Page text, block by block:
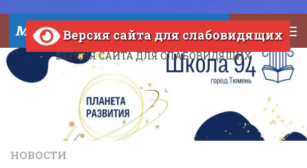
Skip to content
МАОУ СОШ №94 города Тюмени
ВЕРСИЯ САЙТА ДЛЯ СЛАБОВИДЯЩИХ
Версия сайта для слабовидящих
НОВОСТИ